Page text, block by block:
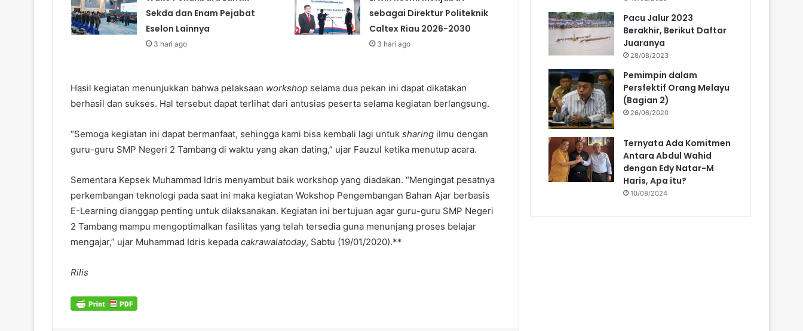
Sekda dan Enam Pejabat
Eselon Lainnya
3 hari ago
sebagai Direktur Politeknik
Caltex Riau 2026-2030
3 hari ago
Hasil kegiatan menunjukkan bahwa pelaksaan workshop selama dua pekan ini dapat dikatakan
berhasil dan sukses. Hal tersebut dapat terlihat dari antusias peserta selama kegiatan berlangsung.
“Semoga kegiatan ini dapat bermanfaat, sehingga kami bisa kembali lagi untuk sharing ilmu dengan
guru-guru SMP Negeri 2 Tambang di waktu yang akan dating,” ujar Fauzul ketika menutup acara.
Sementara Kepsek Muhammad Idris menyambut baik workshop yang diadakan. “Mengingat pesatnya
perkembangan teknologi pada saat ini maka kegiatan Wokshop Pengembangan Bahan Ajar berbasis
E-Learning dianggap penting untuk dilaksanakan. Kegiatan ini bertujuan agar guru-guru SMP Negeri
2 Tambang mampu mengoptimalkan fasilitas yang telah tersedia guna menunjang proses belajar
mengajar,” ujar Muhammad Idris kepada cakrawalatoday, Sabtu (19/01/2020).**
Rilis
Pacu Jalur 2023
Berakhir, Berikut Daftar
Juaranya
28/08/2023
Pemimpin dalam
Persfektif Orang Melayu
(Bagian 2)
26/06/2020
Ternyata Ada Komitmen
Antara Abdul Wahid
dengan Edy Natar-M
Haris, Apa itu?
10/08/2024